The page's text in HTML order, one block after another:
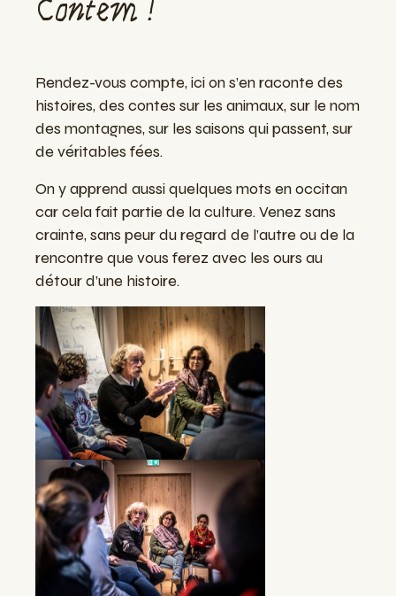
Contem !
Rendez-vous compte, ici on s’en raconte des
histoires, des contes sur les animaux, sur le nom
des montagnes, sur les saisons qui passent, sur
de véritables fées.
On y apprend aussi quelques mots en occitan
car cela fait partie de la culture.Venez sans
crainte, sans peur du regard de l’autre ou de la
rencontre que vous ferez avec les ours au
détour d’une histoire.